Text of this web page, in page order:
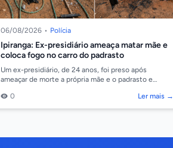
06/08/2026 • Polícia
Ipiranga: Ex-presidiário ameaça matar mãe e
coloca fogo no carro do padrasto
Um ex-presidiário, de 24 anos, foi preso após
ameaçar de morte a própria mãe e o padrasto e
onde se...
0 Ler mais →